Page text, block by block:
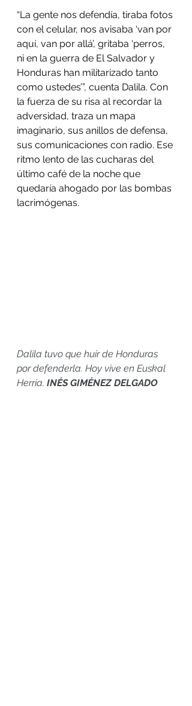
“La gente nos defendía, tiraba fotos
con el celular, nos avisaba ‘van por
aquí, van por allá’, gritaba ‘perros,
ni en la guerra de El Salvador y
Honduras han militarizado tanto
como ustedes’”, cuenta Dalila. Con
la fuerza de su risa al recordar la
adversidad, traza un mapa
imaginario, sus anillos de defensa,
sus comunicaciones con radio. Ese
ritmo lento de las cucharas del
último café de la noche que
quedaría ahogado por las bombas
lacrimógenas.
Dalila tuvo que huir de Honduras
por defenderla. Hoy vive en Euskal
Herria. INÉS GIMÉNEZ DELGADO